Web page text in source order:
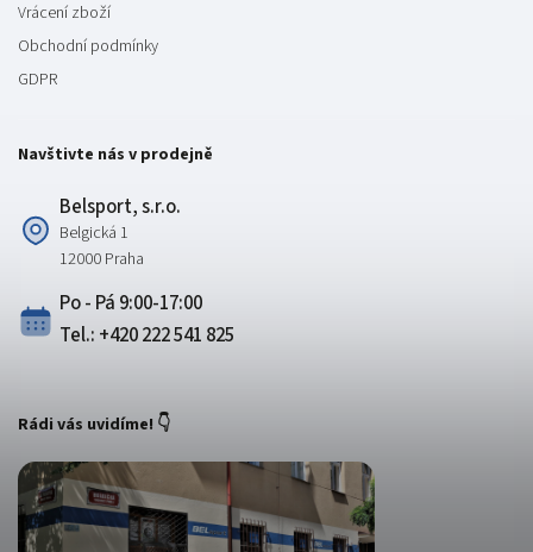
Vrácení zboží
Obchodní podmínky
GDPR
Navštivte nás v prodejně
Belsport, s.r.o.
Belgická 1
12000 Praha
Po - Pá 9:00-17:00
Tel.: +420 222 541 825
Rádi vás uvidíme! 👇